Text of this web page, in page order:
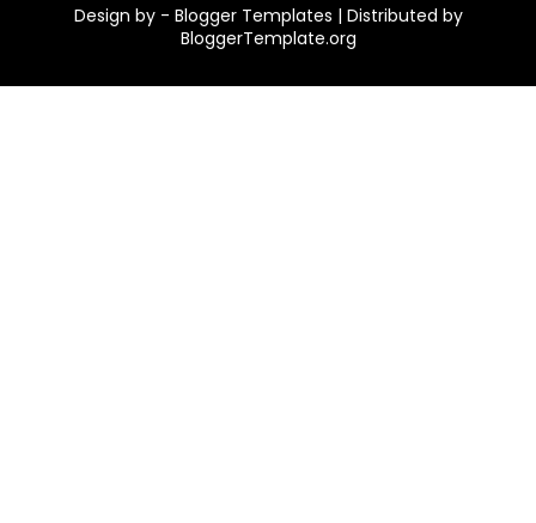
Design by - Blogger Templates | Distributed by
BloggerTemplate.org